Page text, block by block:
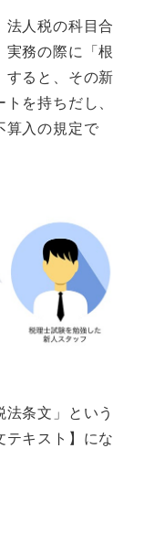
人税の科目合
務の際に「根
すると、その新
を持ちだし、
入の規定で
条文」という
キスト】にな